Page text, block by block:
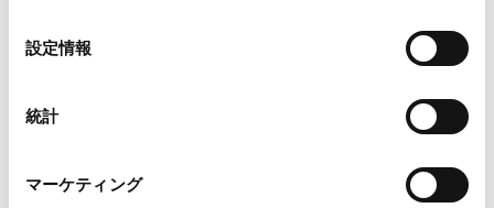
Google Analytics利用規約（
Marketo
外部サイト）
LinkedIn プライバシーポリシー（
設定情報
統計
マーケティング
改正保険業法 ～改正の全貌とおさえておくべ
き実務上の重要ポイント～
保険業界の第一線を担う弁護士が集結する座
談会第3回 保険業法改正とハ方式廃止の全貌を